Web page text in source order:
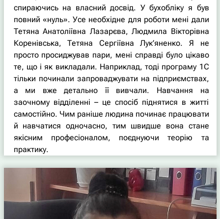
спираючись на власний досвід. У бухобліку я був
повний «нуль». Усе необхідне для роботи мені дали
Тетяна Анатоліївна Лазарєва, Людмила Вікторівна
Коренівська, Тетяна Сергіївна Лук’яненко. Я не
просто просиджував пари, мені справді було цікаво
те, що і як викладали. Наприклад, тоді програму 1С
тільки починали запроваджувати на підприємствах,
а ми вже детально її вивчали. Навчання на
заочному відділенні – це спосіб піднятися в житті
самостійно. Чим раніше людина починає працювати
й навчатися одночасно, тим швидше вона стане
якісним професіоналом, поєднуючи теорію та
практику.